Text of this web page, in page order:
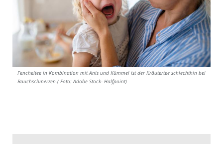
Fencheltee in Kombination mit Anis und Kümmel ist der Kräutertee schlechthin bei
Bauchschmerzen.( Foto: Adobe Stock- Halfpoint)